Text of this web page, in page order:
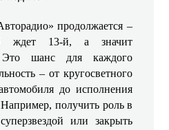
продолжается –
ждет 13-й, а значит
Это шанс для каждого
– от кругосветного
до исполнения
получить роль в
или закрыть